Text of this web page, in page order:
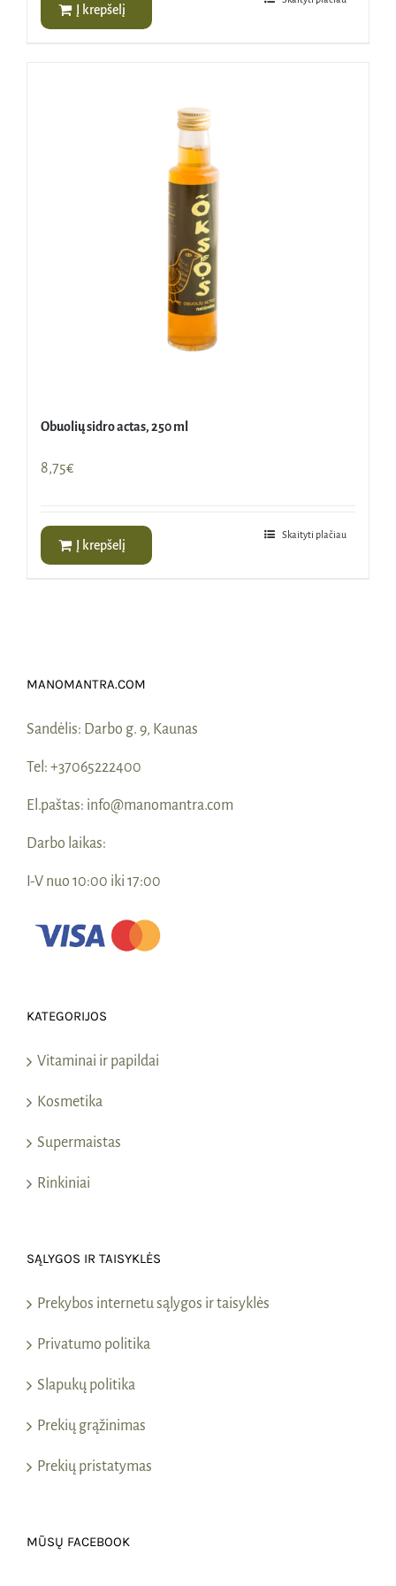
Į krepšelį
Obuolių sidro actas, 250 ml
8,75€
Į krepšelį
Skaityti plačiau
MANOMANTRA.COM
Sandėlis: Darbo g. 9, Kaunas
Tel: +37065222400
El.paštas: info@manomantra.com
Darbo laikas:
I-V nuo 10:00 iki 17:00
KATEGORIJOS
Vitaminai ir papildai
Kosmetika
Supermaistas
Rinkiniai
SĄLYGOS IR TAISYKLĖS
Prekybos internetu sąlygos ir taisyklės
Privatumo politika
Slapukų politika
Prekių grąžinimas
Prekių pristatymas
MŪSŲ FACEBOOK